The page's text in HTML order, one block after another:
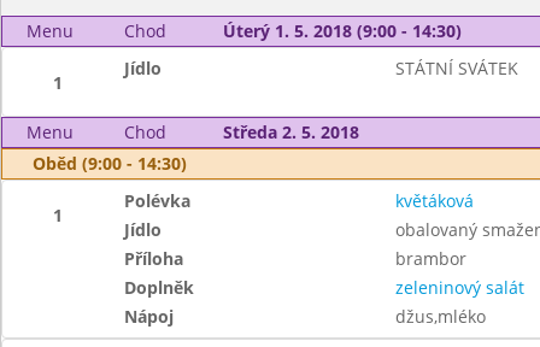
Menu Chod Úterý 1. 5. 2018 (9:00 - 14:30)
1
Jídlo STÁTNÍ SVÁTEK
Menu Chod
Středa 2. 5. 2018
Oběd (9:00 - 14:30)
1
Polévka
květáková
Jídlo
obalovaný
Příloha
brambor
Doplněk
zeleninový salát
Nápoj
džus,mléko